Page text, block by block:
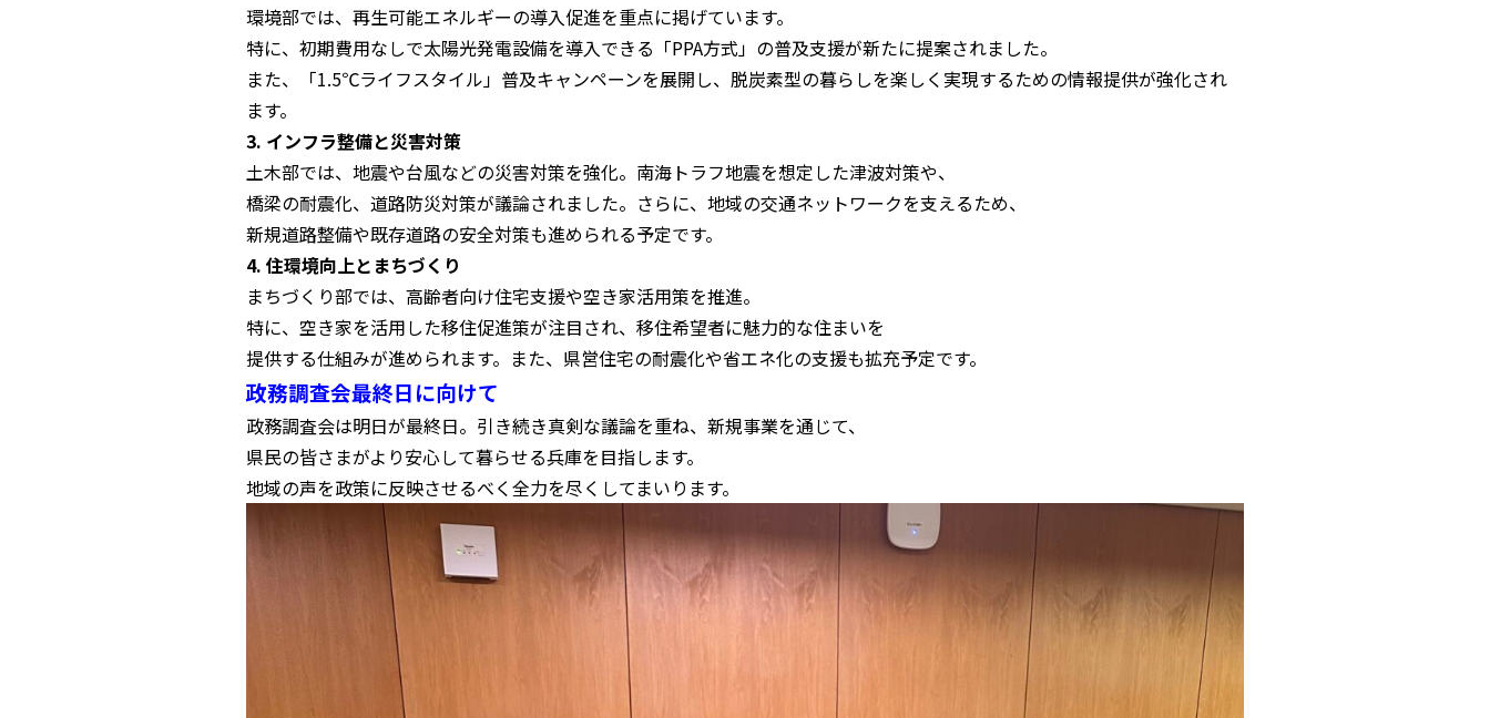
環境部では、再生可能エネルギーの導入促進を重点に掲げています。
特に、初期費用なしで太陽光発電設備を導入できる「PPA方式」の普及支援が新たに提案されました。
また、「1.5℃ライフスタイル」普及キャンペーンを展開し、脱炭素型の暮らしを楽しく実現するための情報提供が強化され
ます。
3. インフラ整備と災害対策
土木部では、地震や台風などの災害対策を強化。南海トラフ地震を想定した津波対策や、
橋梁の耐震化、道路防災対策が議論されました。さらに、地域の交通ネットワークを支えるため、
新規道路整備や既存道路の安全対策も進められる予定です。
4. 住環境向上とまちづくり
まちづくり部では、高齢者向け住宅支援や空き家活用策を推進。
特に、空き家を活用した移住促進策が注目され、移住希望者に魅力的な住まいを
提供する仕組みが進められます。また、県営住宅の耐震化や省エネ化の支援も拡充予定です。
政務調査会最終日に向けて
政務調査会は明日が最終日。引き続き真剣な議論を重ね、新規事業を通じて、
県民の皆さまがより安心して暮らせる兵庫を目指します。
地域の声を政策に反映させるべく全力を尽くしてまいります。